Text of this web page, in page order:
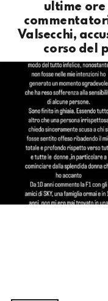
ultime ore
Valsecchi,
corso del